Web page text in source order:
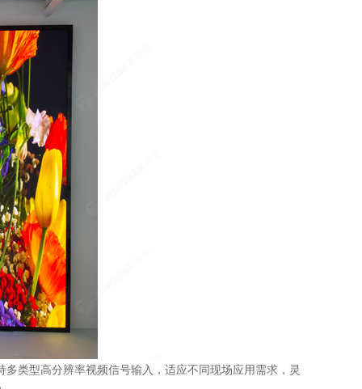
类型高分辨率视频信号输入，适应不同现场应用需求，灵